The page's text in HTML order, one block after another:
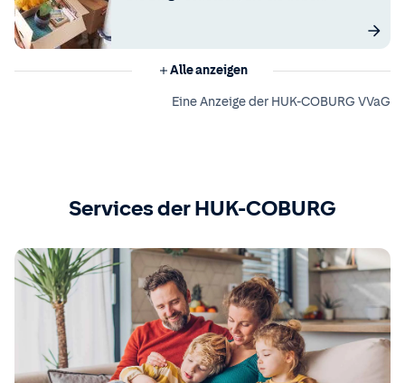
Alle anzeigen
Eine Anzeige der HUK-COBURG VVaG
Services der HUK-COBURG